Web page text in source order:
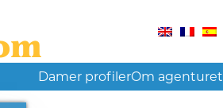
Damer profilerOm agenturet